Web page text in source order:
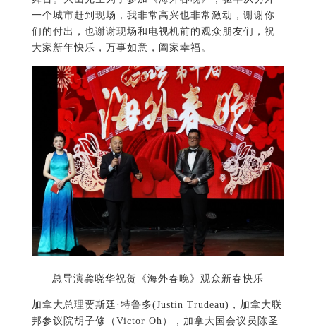
一个城市赶到现场，我非常高兴也非常激动，谢谢你
们的付出，也谢谢现场和电视机前的观众朋友们，祝
大家新年快乐，万事如意，阖家幸福。
总导演龚晓华祝贺《海外春晚》观众新春快乐
加拿大总理贾斯廷·特鲁多(Justin Trudeau)，加拿大联
邦参议院胡子修（Victor Oh），加拿大国会议员陈圣